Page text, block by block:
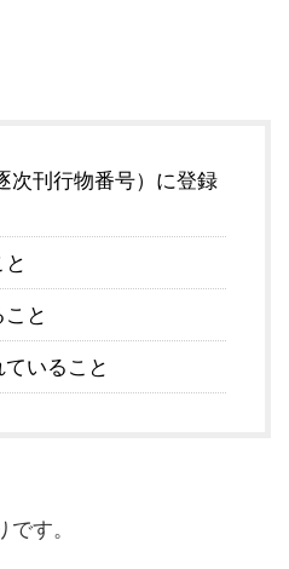
次刊行物番号）に登録
と
いること
です。